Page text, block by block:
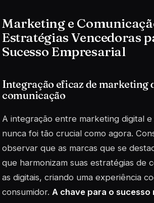
Marketing e
Estratégias Vencedoras
Sucesso Empresarial
Integração eficaz de marketing
comunicação
A integração entre marketing digital e
nunca foi tão crucial como agora.
observar que as marcas que se
que harmonizam suas estratégias de
as digitais, criando uma experiência
consumidor. A chave para o sucesso